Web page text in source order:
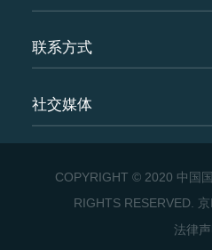
联系方式
社交媒体
COPYRIGHT © 2020 中国
RIGHTS RESERVED.
法律